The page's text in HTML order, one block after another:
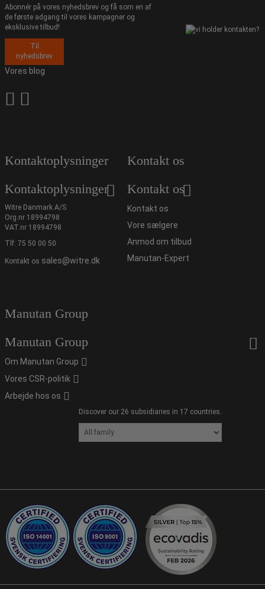
Abonnér på vores nyhedsbrev og få som en af
de første adgang til vores kampagner og
eksklusive tilbud!
Til
nyhedsbrev
Vores blog
Kontaktoplysninger
Kontaktoplysninger
Witre Danmark A/S
Org.nr 18994798
VAT.nr 18994798
Tlf: 75 50 00 50
Kontakt os sales@witre.dk
Kontakt os
Kontakt os
Kontakt os
Vore sælgere
Anmod om tilbud
Manutan-Expert
Manutan Group
Manutan Group
Om Manutan Group
Vores CSR-politik
Arbejde hos os
Discover our 26 subsidiaries in 17 countries.